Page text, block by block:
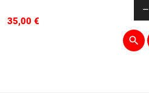
35,00 €Prezzo
remove
